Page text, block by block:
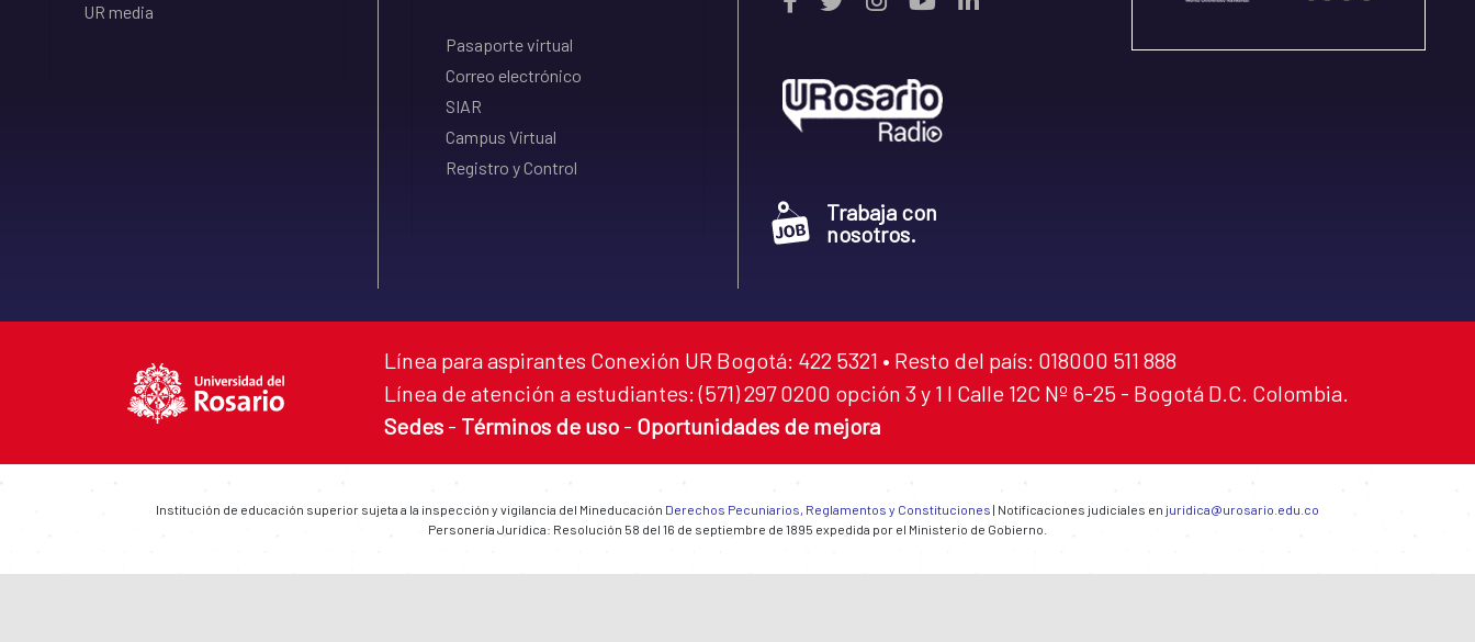
UR media
Pasaporte virtual
Correo electrónico
SIAR
Campus Virtual
Registro y Control
Trabaja con
nosotros.
Línea para aspirantes Conexión UR Bogotá: 422 5321 • Resto del país: 018000 511 888
Línea de atención a estudiantes: (571) 297 0200 opción 3 y 1 I Calle 12C Nº 6-25 - Bogotá D.C. Colombia.
Sedes - Términos de uso - Oportunidades de mejora
Institución de educación superior sujeta a la inspección y vigilancia del Mineducación Derechos Pecuniarios, Reglamentos y Constituciones | Notificaciones judiciales en juridica@urosario.edu.co
Personería Jurídica: Resolución 58 del 16 de septiembre de 1895 expedida por el Ministerio de Gobierno.